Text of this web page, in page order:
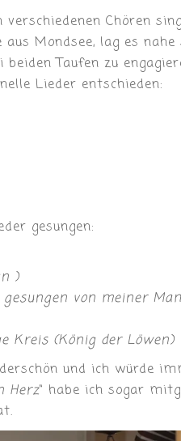
Chören
Mondsee, lag es
Taufen zu
Lieder entschieden:
gesungen:
)
von meiner
Kreis (König der Löwen)
und ich würde
Herz“ habe ich sogar